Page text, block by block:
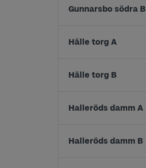
Gunnarsbo södra B
Hälle torg A
Hälle torg B
Halleröds damm A
Halleröds damm B